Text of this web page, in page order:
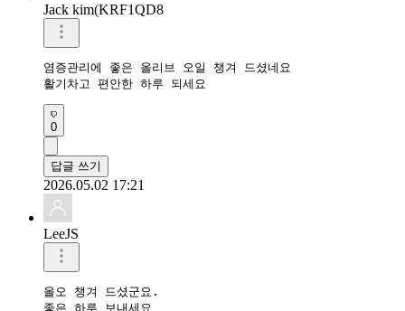
Jack kim(KRF1QD8
염증관리에 좋은 올리브 오일 챙겨 드셨네요
활기차고 편안한 하루 되세요
0
답글 쓰기
2026.05.02 17:21
LeeJS
올오 챙겨 드셨군요.
좋은 하루 보내세요